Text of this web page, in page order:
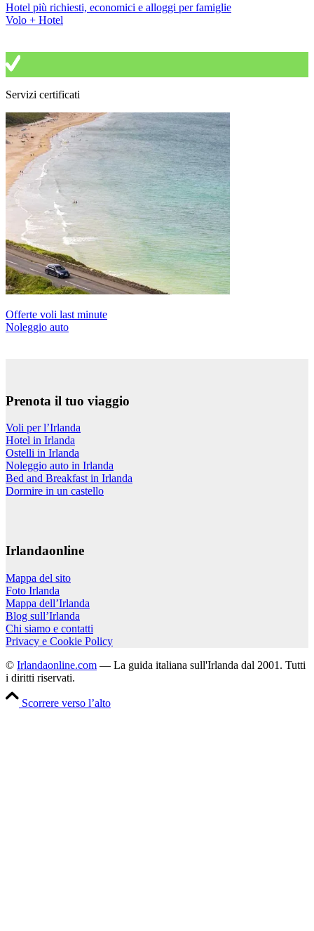
Hotel più richiesti, economici e alloggi per famiglie
Volo + Hotel
Servizi certificati
Offerte voli last minute
Noleggio auto
Prenota il tuo viaggio
Voli per l’Irlanda
Hotel in Irlanda
Ostelli in Irlanda
Noleggio auto in Irlanda
Bed and Breakfast in Irlanda
Dormire in un castello
Irlandaonline
Mappa del sito
Foto Irlanda
Mappa dell’Irlanda
Blog sull’Irlanda
Chi siamo e contatti
Privacy e Cookie Policy
© Irlandaonline.com — La guida italiana sull'Irlanda dal 2001. Tutti
i diritti riservati.
Scorrere verso l’alto